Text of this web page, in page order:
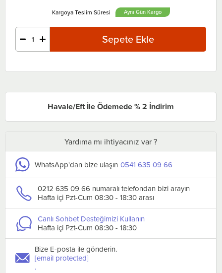
Aynı Gün
Havale/Eft İle Ödemede % 2 İndirim
Yardıma mı ihtiyacınız var ?
WhatsApp'dan bize ulaşın 0541 635 09 66
0212 635 09 66 numaralı telefondan bizi arayın
Hafta içi Pzt-Cum 08:30 - 18:30 arası
Canlı Sohbet Desteğimizi Kullanın
Hafta içi Pzt-Cum 08:30 - 18:30
Bize E-posta ile gönderin.
[email protected]
.